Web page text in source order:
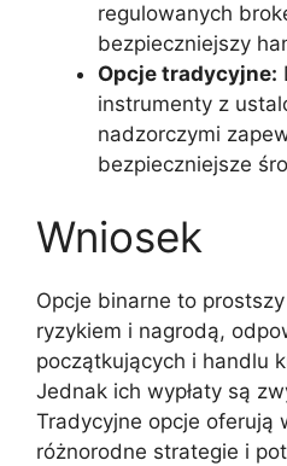
regulowanych
bezpieczniejszy
Opcje tradycyjne:
instrumenty z
nadzorczymi
bezpieczniejsze
Wniosek
Opcje binarne to
ryzykiem i nagrodą,
początkujących i handlu
Jednak ich wypłaty są
Tradycyjne opcje oferują
różnorodne strategie i